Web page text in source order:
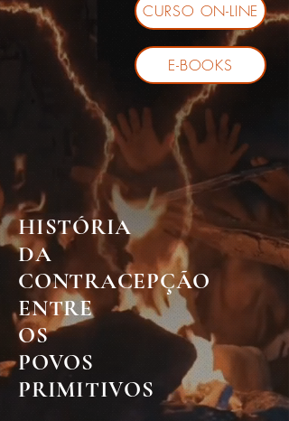
CURSO ON-LINE
E-BOOKS
HISTÓRIA
DA
CONTRACEPÇÃO
ENTRE
OS
POVOS
PRIMITIVOS